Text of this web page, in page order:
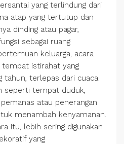
yang terlindung dari
atap yang tertutup dan
dinding atau pagar,
sebagai ruang
keluarga, acara
tempat istirahat yang
tahun, terlepas dari cuaca.
seperti tempat duduk,
atau penerangan
menambah kenyamanan.
itu, lebih sering digunakan
yang